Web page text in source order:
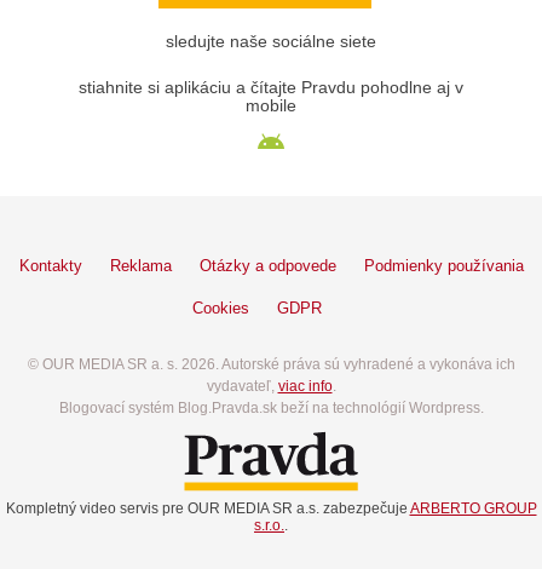
sledujte naše sociálne siete
stiahnite si aplikáciu a čítajte Pravdu pohodlne aj v
mobile
Kontakty Reklama Otázky a odpovede Podmienky používania
Cookies GDPR
© OUR MEDIA SR a. s. 2026. Autorské práva sú vyhradené a vykonáva ich
vydavateľ, viac info.
Blogovací systém Blog.Pravda.sk beží na technológií Wordpress.
Kompletný video servis pre OUR MEDIA SR a.s. zabezpečuje ARBERTO GROUP
s.r.o..